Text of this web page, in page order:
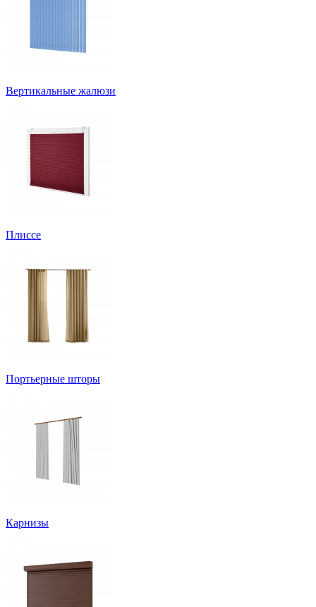
Вертикальные жалюзи
Плиссе
Портьерные шторы
Карнизы